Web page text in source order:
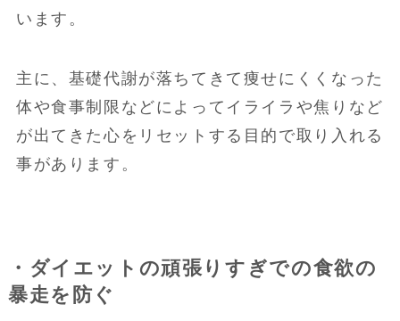
います。
主に、基礎代謝が落ちてきて痩せにくくなった
体や食事制限などによってイライラや焦りなど
が出てきた心をリセットする目的で取り入れる
事があります。
・ダイエットの頑張りすぎでの食欲の
暴走を防ぐ